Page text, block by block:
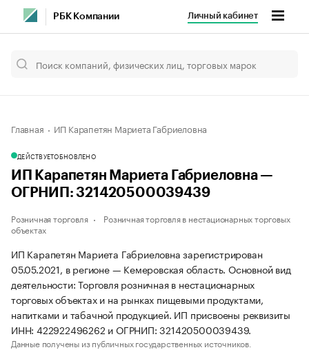
РБК Компании Личный кабинет
Главная ИП Карапетян Мариета Габриеловна
ДЕЙСТВУЕТОБНОВЛЕНО
ИП Карапетян Мариета Габриеловна —
ОГРНИП: 321420500039439
Розничная торговля
Розничная торговля в нестационарных торговых
объектах
ИП Карапетян Мариета Габриеловна зарегистрирован
05.05.2021, в регионе — Кемеровская область. Основной вид
деятельности: Торговля розничная в нестационарных
торговых объектах и на рынках пищевыми продуктами,
напитками и табачной продукцией. ИП присвоены реквизиты
ИНН: 422922496262 и ОГРНИП: 321420500039439.
Данные получены из публичных государственных источников.